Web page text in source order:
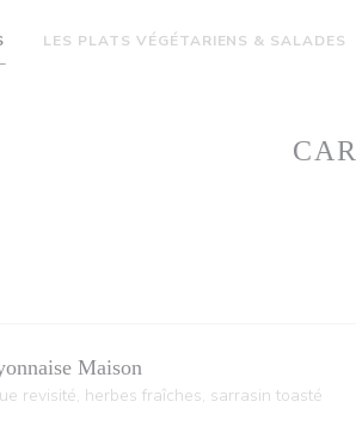
LES PLATS VÉGÉTARIENS & SALADES
Maison
revisité, herbes fraîches, sarrasin toasté